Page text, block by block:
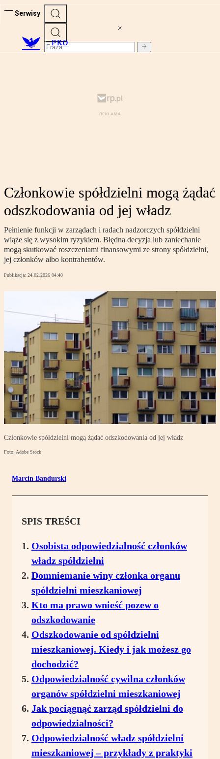
Serwisy
PRO
Członkowie spółdzielni mogą żądać
odszkodowania od jej władz
Pełnienie funkcji w zarządach i radach nadzorczych spółdzielni
wiąże się z wysokim ryzykiem. Błędna decyzja lub zaniechanie
mogą skutkować roszczeniami finansowymi ze strony spółdzielni,
jej członków albo kontrahentów.
Publikacja: 24.02.2026 04:40
Członkowie spółdzielni mogą żądać odszkodowania od jej władz
Foto: Adobe Stock
Marcin Bandurski
SPIS TREŚCI
Osobista odpowiedzialność członków
władz spółdzielni
Domniemanie winy członka organu
spółdzielni mieszkaniowej
Kto ma prawo wnieść pozew o
odszkodowanie
Odszkodowanie od spółdzielni
mieszkaniowej. Kiedy i jak możesz go
dochodzić?
Odpowiedzialność cywilna członków
organów spółdzielni mieszkaniowej
Jak pociągnąć zarząd spółdzielni do
odpowiedzialności?
Odpowiedzialność władz spółdzielni
mieszkaniowej – przykłady z praktyki